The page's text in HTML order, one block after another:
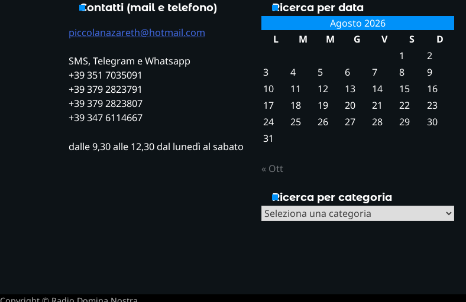
Contatti (mail e telefono)
piccolanazareth@hotmail.com
SMS, Telegram e Whatsapp
+39 351 7035091
+39 379 2823791
+39 379 2823807
+39 347 6114667
dalle 9,30 alle 12,30 dal lunedì al sabato
Ricerca per data
Agosto 2026
L
M M G V S
D
1
2
3
4 5 6 7 8
9
10
11 12 13 14 15
16
17
18 19 20 21 22
23
24
25 26 27 28 29
30
31
« Ott
Ricerca per categoria
Ricerca